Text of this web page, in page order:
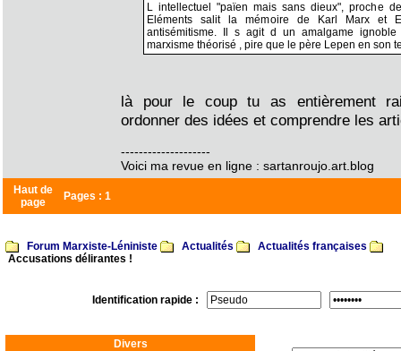
L intellectuel "païen mais sans dieux", proche
Eléments salit la mémoire de Karl Marx et
antisémitisme. Il s agit d un amalgame
marxisme théorisé , pire que le père Lepen en son
là pour le coup tu as entièrement
ordonner des idées et comprendre les
--------------------
Voici ma revue en ligne : sartanroujo.art.blog
Haut de
page
Pages : 1
Forum Marxiste-Léniniste Actualités
Actualités françaises
Accusations délirantes !
Identification rapide :
Divers